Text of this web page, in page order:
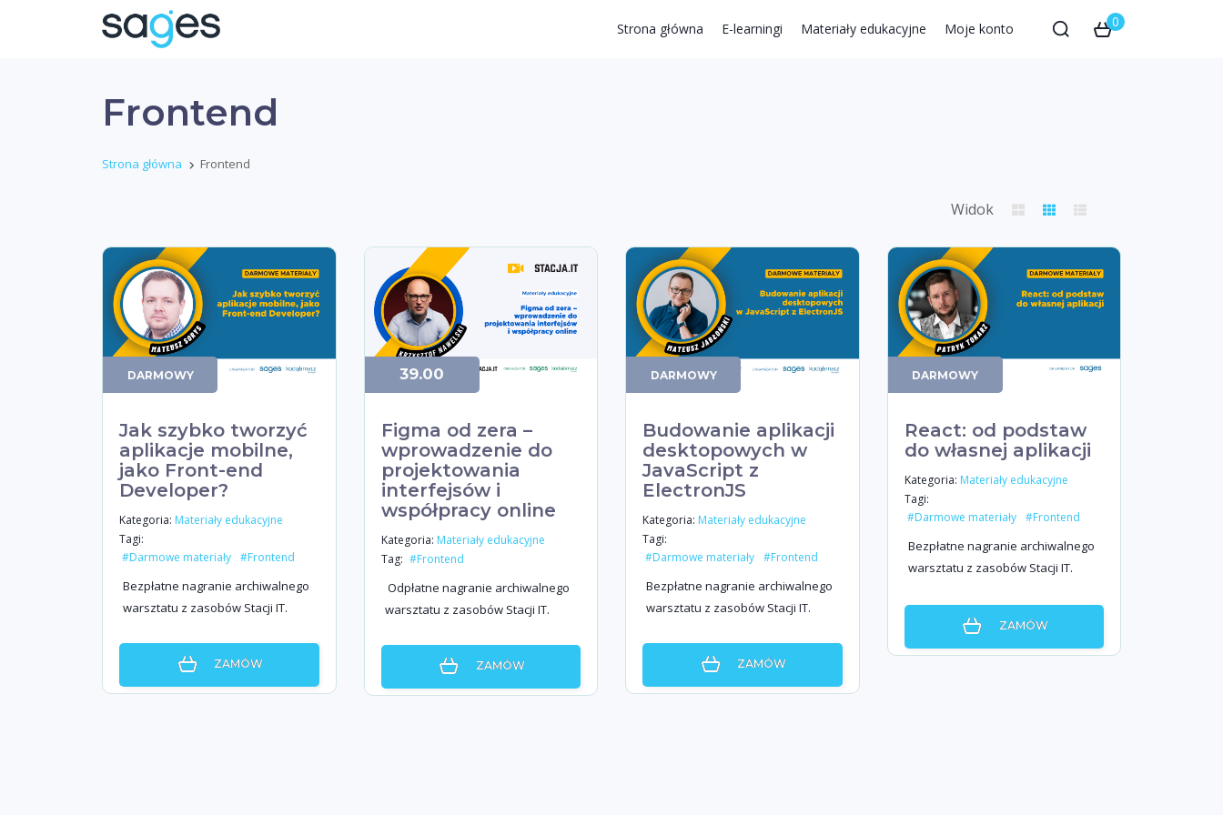
Strona główna E-learningi Materiały edukacyjne Moje konto 0
Frontend
Strona główna Frontend
Widok
Jak szybko tworzyć
aplikacje mobilne,
jako Front-end
Developer?
Kategoria: Materiały edukacyjne
Tagi:
#Darmowe materiały #Frontend
Bezpłatne nagranie archiwalnego
warsztatu z zasobów Stacji IT.
DARMOWY
ZAMÓW
Figma od zera –
wprowadzenie do
projektowania
interfejsów i
współpracy online
Kategoria: Materiały edukacyjne
Tag: #Frontend
Odpłatne nagranie archiwalnego
warsztatu z zasobów Stacji IT.
39.00
ZAMÓW
Budowanie aplikacji
desktopowych w
JavaScript z
ElectronJS
Kategoria: Materiały edukacyjne
Tagi:
#Darmowe materiały #Frontend
Bezpłatne nagranie archiwalnego
warsztatu z zasobów Stacji IT.
DARMOWY
ZAMÓW
React: od podstaw
do własnej aplikacji
Kategoria: Materiały edukacyjne
Tagi:
#Darmowe materiały
#Frontend
Bezpłatne nagranie archiwalnego
warsztatu z zasobów Stacji IT.
DARMOWY
ZAMÓW